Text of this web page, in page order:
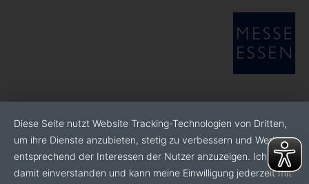
Diese Seite nutzt Website Tracking-Technologien von Dritten,
um ihre Dienste anzubieten, stetig zu verbessern und Werbung
entsprechend der Interessen der Nutzer anzuzeigen. Ich bin
damit einverstanden und kann meine Einwilligung jederzeit mit